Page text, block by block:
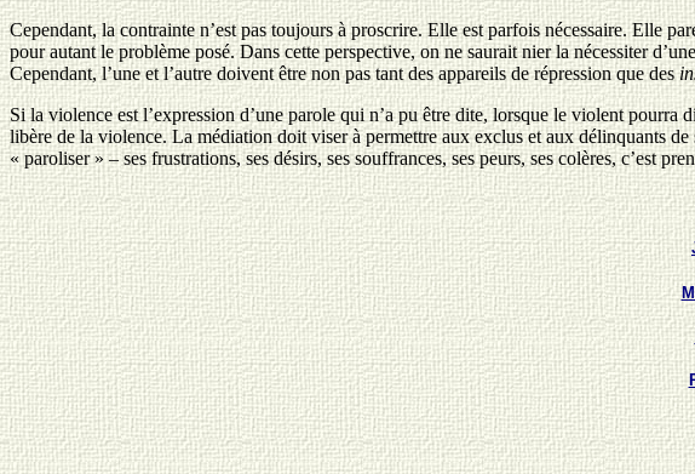
Cependant, la contrainte n’est pas toujours à proscrire. Elle est parfois nécessaire. Elle
pour autant le problème posé. Dans cette perspective, on ne saurait nier la nécessiter
Cependant, l’une et l’autre doivent être non pas tant des appareils de répression que des
Si la violence est l’expression d’une parole qui n’a pu être dite, lorsque le violent
libère de la violence. La médiation doit viser à permettre aux exclus et aux délinquants
« paroliser » – ses frustrations, ses désirs, ses souffrances, ses peurs, ses colères, c’est